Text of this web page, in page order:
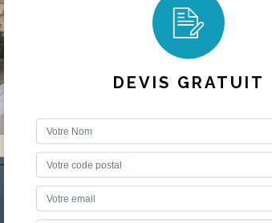
DEVIS GRATUIT